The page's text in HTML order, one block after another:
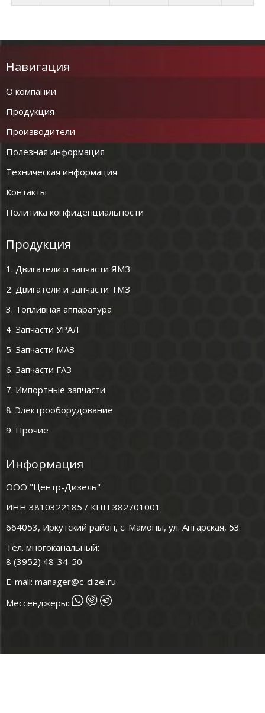
Навигация
О компании
Продукция
Производители
Полезная информация
Техническая информация
Контакты
Политика конфиденциальности
Продукция
1. Двигатели и запчасти ЯМЗ
2. Двигатели и запчасти ТМЗ
3. Топливная аппаратура
4. Запчасти УРАЛ
5. Запчасти МАЗ
6. Запчасти ГАЗ
7. Импортные запчасти
8. Электрооборудование
9. Прочие
Информация
ООО "Центр-Дизель"
ИНН 3810322185 / КПП 382701001
664053, Иркутский район, с. Мамоны, ул. Ангарская, 53
Тел. многоканальный:
8 (3952) 48-34-50
E-mail: manager@c-dizel.ru
Мессенджеры: